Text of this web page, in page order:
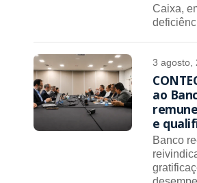
Caixa,
3 agosto,
ao
e
Banco